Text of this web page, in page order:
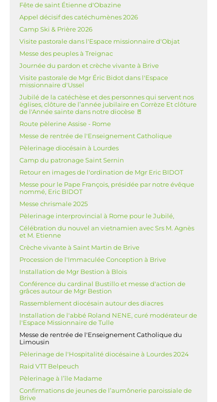
Fête de saint Étienne d'Obazine
Appel décisif des catéchumènes 2026
Camp Ski & Prière 2026
Visite pastorale dans l'Espace missionnaire d'Objat
Messe des peuples à Treignac
Journée du pardon et crèche vivante à Brive
Visite pastorale de Mgr Éric Bidot dans l'Espace
missionnaire d'Ussel
Jubilé de la catéchèse et des personnes qui servent nos
églises, clôture de l’année jubilaire en Corrèze Et clôture
de l'Année sainte dans notre diocèse 🚪
Route pèlerine Assise - Rome
Messe de rentrée de l'Enseignement Catholique
Pèlerinage diocésain à Lourdes
Camp du patronage Saint Sernin
Retour en images de l'ordination de Mgr Eric BIDOT
Messe pour le Pape François, présidée par notre évêque
nommé, Eric BIDOT
Messe chrismale 2025
Pèlerinage interprovincial à Rome pour le Jubilé,
Célébration du nouvel an vietnamien avec Srs M. Agnès
et M. Etienne
Crèche vivante à Saint Martin de Brive
Procession de l'Immaculée Conception à Brive
Installation de Mgr Bestion à Blois
Conférence du cardinal Bustillo et messe d'action de
grâces autour de Mgr Bestion
Rassemblement diocésain autour des diacres
Installation de l'abbé Roland NENE, curé modérateur de
l'Espace Missionnaire de Tulle
Messe de rentrée de l'Enseignement Catholique du
Limousin
Pèlerinage de l'Hospitalité diocésaine à Lourdes 2024
Raid VTT Belpeuch
Pèlerinage à l’île Madame
Confirmations de jeunes de l’aumônerie paroissiale de
Brive